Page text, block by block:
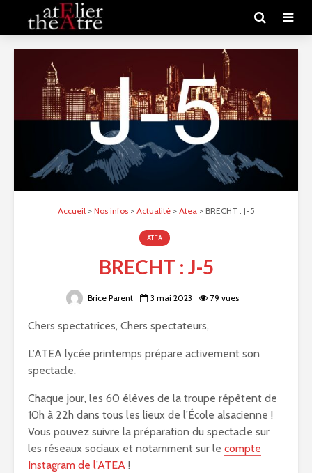
Accueil> Nos infos> Actualité> Atea> BRECHT : J-5
ATEA
BRECHT : J-5
Brice Parent 3 mai 2023 79 vues
Chers spectatrices, Chers spectateurs,
L’ATEA lycée printemps prépare activement son
spectacle.
Chaque jour, les 60 élèves de la troupe répètent de
10h à 22h dans tous les lieux de l’École alsacienne !
Vous pouvez suivre la préparation du spectacle sur
les réseaux sociaux et notamment sur le compte
Instagram de l’ATEA !